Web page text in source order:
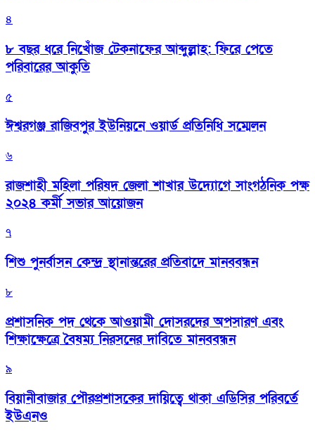
৪
৮ বছর ধরে নিখোঁজ টেকনাফের আব্দুল্লাহ: ফিরে পেতে
পরিবারের আকুতি
৫
ঈশ্বরগঞ্জ রাজিবপুর ইউনিয়নে ওয়ার্ড প্রতিনিধি সম্মেলন
৬
রাজশাহী মহিলা পরিষদ জেলা শাখার উদ্যোগে সাংগঠনিক পক্ষ
২০২৪ কর্মী সভার আয়োজন
৭
শিশু পুনর্বাসন কেন্দ্র স্থানান্তরের প্রতিবাদে মানববন্ধন
৮
প্রশাসনিক পদ থেকে আওয়ামী দোসরদের অপসারণ এবং
শিক্ষাক্ষেত্রে বৈষম্য নিরসনের দাবিতে মানববন্ধন
৯
বিয়ানীবাজার পৌরপ্রশাসকের দায়িত্বে থাকা এডিসির পরিবর্তে
ইউএনও